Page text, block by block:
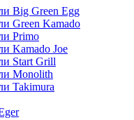
Big Green Egg
Green Kamado
Primo
Kamado Joe
Start Grill
Monolith
Takimura